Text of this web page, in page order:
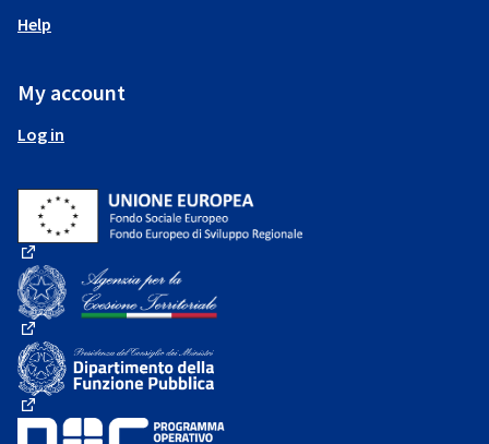
Help
My account
Log in
(External link)
(External link)
(External link)